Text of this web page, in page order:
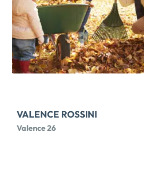
larges ouvertures sur le balcon, trois
confortables, une salle de bains,
que des prestations de qualité
dernières normes de
emplacement privilégié de la
d'une belle luminosité, d'un
de […] Voir le programme
VALENCE ROSSINI
Valence 26